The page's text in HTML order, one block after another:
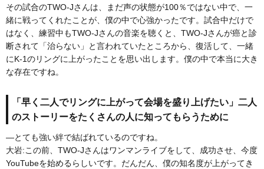
その試合のTWO-Jさんは、まだ声の状態が100％ではない中で、一
緒に戦ってくれたことが、僕の中で心強かったです。試合中だけで
はなく、練習中もTWO-Jさんの音楽を聴くと、TWO-Jさんが癌と診
断されて「治らない」と言われていたところから、復活して、一緒
にK-1のリングに上がったことを思い出します。僕の中で本当に大き
な存在ですね。
「早く二人でリングに上がって会場を盛り上げたい」二人
のストーリーをたくさんの人に知ってもらうために
―とても強い絆で結ばれているのですね。
大岩:この前、TWO-Jさんはワンマンライブをして、成功させ、今度
YouTubeを始めるらしいです。だんだん、僕の知名度が上がってき